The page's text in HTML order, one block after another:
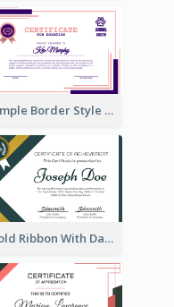
Simple Border Style Certificate Design Template
Gold Ribbon With Dark Green Badge Certificate Design